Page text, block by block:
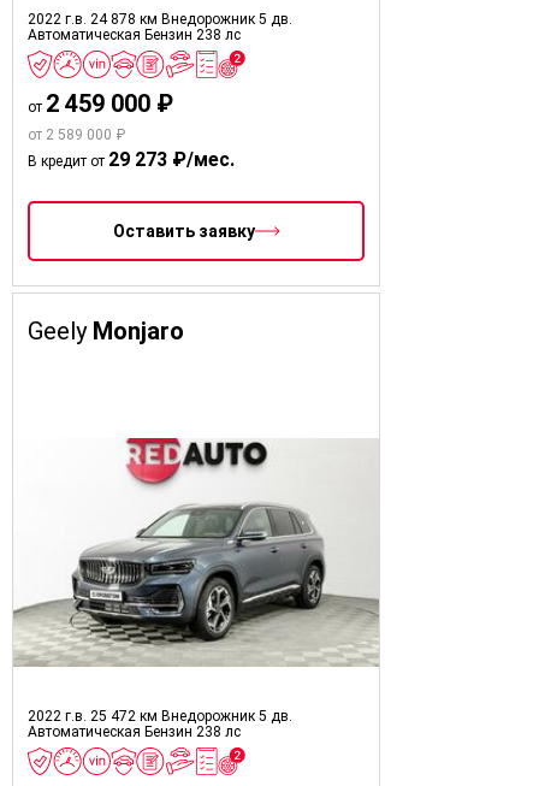
2022 г.в. 24 878 км Внедорожник 5 дв.
Автоматическая Бензин 238 лс
от 2 459 000 ₽
от 2 589 000 ₽
В кредит от 29 273 ₽/мес.
Оставить заявку
Geely Monjaro
2022 г.в. 25 472 км Внедорожник 5 дв.
Автоматическая Бензин 238 лс